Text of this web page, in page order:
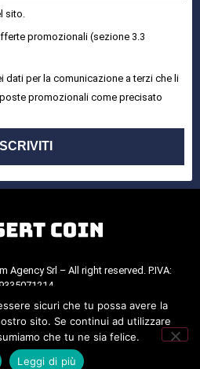
sito.
promozionali (sezione 3.3
dati per la comunicazione a terzi che li
promozionali come precisato
ISCRIVITI
Srl – All right reserved. P.IVA:
Privacy Policy.
sicuri che tu possa avere la
sito. Se continui ad utilizzare
che tu ne sia felice.
Leggi di più